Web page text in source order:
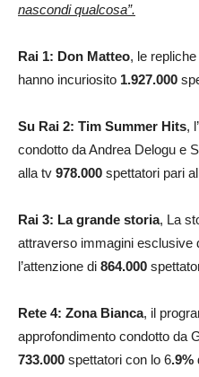
nascondi qualcosa”.
Rai 1: Don Matteo, le
hanno incuriosito 1.927.000
Su Rai 2: Tim Summer Hits,
condotto da Andrea Delogu e
alla tv 978.000 spettatori pari al
Rai 3: La grande storia, La
attraverso immagini esclusive
l’attenzione di 864.000
Rete 4: Zona Bianca, il
approfondimento condotto da
733.000 spettatori con lo 6.9%